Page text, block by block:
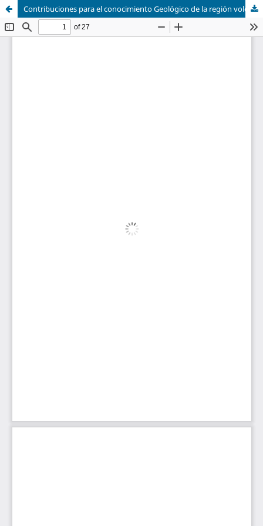
Contribuciones para el conocimiento Geológico de la región volcánica del Ecuador